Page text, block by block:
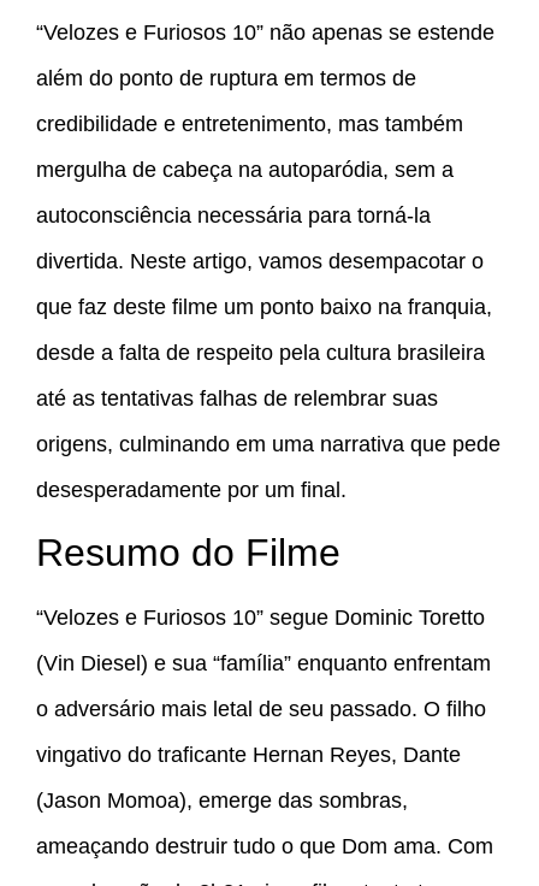
“Velozes e Furiosos 10” não apenas se estende
além do ponto de ruptura em termos de
credibilidade e entretenimento, mas também
mergulha de cabeça na autoparódia, sem a
autoconsciência necessária para torná-la
divertida. Neste artigo, vamos desempacotar o
que faz deste filme um ponto baixo na franquia,
desde a falta de respeito pela cultura brasileira
até as tentativas falhas de relembrar suas
origens, culminando em uma narrativa que pede
desesperadamente por um final.
Resumo do Filme
“Velozes e Furiosos 10” segue Dominic Toretto
(Vin Diesel) e sua “família” enquanto enfrentam
o adversário mais letal de seu passado. O filho
vingativo do traficante Hernan Reyes, Dante
(Jason Momoa), emerge das sombras,
ameaçando destruir tudo o que Dom ama. Com